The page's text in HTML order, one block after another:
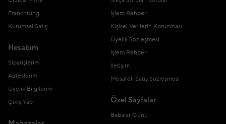
Franchising
Kurumsal Satış
Hesabım
Siparişlerim
Adreslerim
Üyelik Bilgilerim
Çıkış Yap
İşlem Rehberi
Kişisel Verilerin Korunması
Üyelik Sözleşmesi
İşlem Rehberi
İletişim
Mesafeli Satış Sözleşmesi
Özel Sayfalar
Babalar Günü